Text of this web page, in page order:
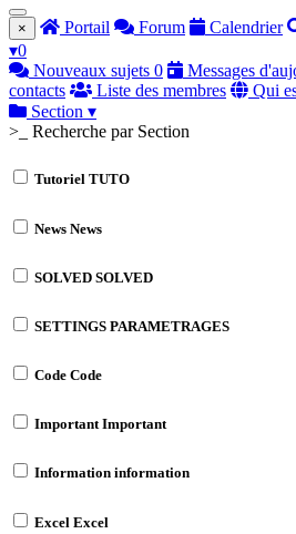
× Portail Forum Calendrier
▾0
Nouveaux sujets 0 Messages
contacts
Liste des membres Qui
Section ▾
>_ Recherche par Section
Tutoriel TUTO
News News
SOLVED SOLVED
SETTINGS PARAMETRAGES
Code Code
ImportantImportant
Information information
Excel Excel